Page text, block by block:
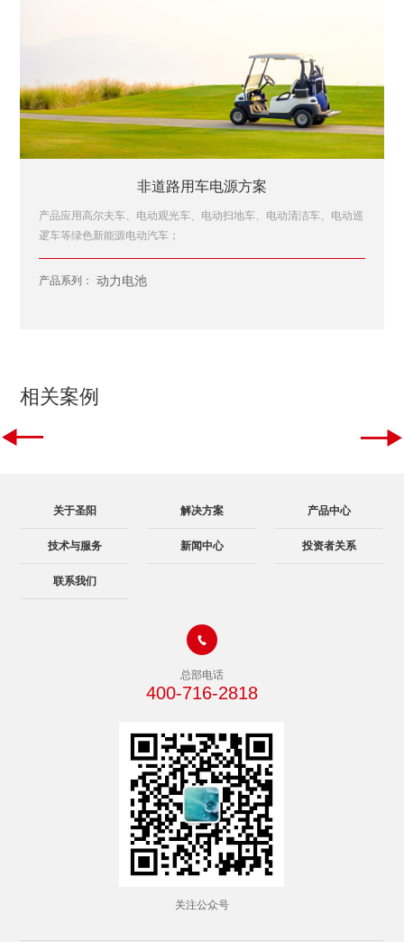
非道路用车电源方案
产品应用高尔夫车、电动观光车、电动扫地车、电动清洁车、电动巡
逻车等绿色新能源电动汽车；
产品系列： 动力电池
相关案例
 
关于圣阳 解决方案 产品中心
技术与服务 新闻中心 投资者关系
联系我们

总部电话
400-716-2818
关注公众号